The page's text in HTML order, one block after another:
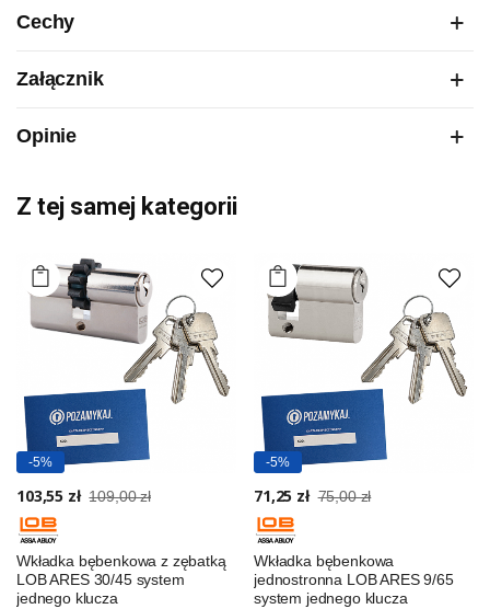
Cechy
Załącznik
Opinie
Z tej samej kategorii
-5%
103,55 zł 109,00 zł
Wkładka bębenkowa z zębatką
LOB ARES 30/45 system
jednego klucza
-5%
71,25 zł 75,00 zł
Wkładka bębenkowa
jednostronna LOB ARES 9/65
system jednego klucza